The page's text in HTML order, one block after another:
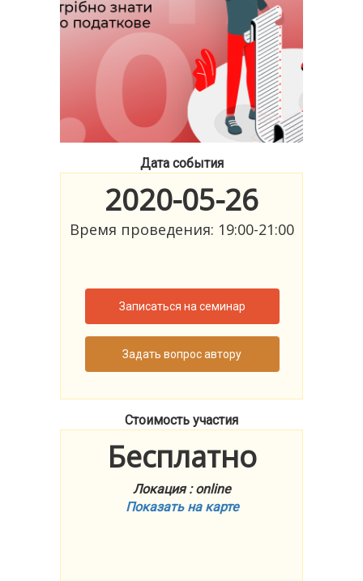
Дата события
2020-05-26
Время проведения: 19:00-21:00
Записаться на семинар
Задать вопрос автору
Стоимость участия
Бесплатно
Локация : online
Показать на карте